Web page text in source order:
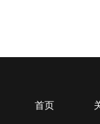
首页